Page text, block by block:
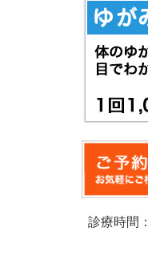
診療時間